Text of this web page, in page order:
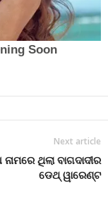
Next article
ଥିଲା ବାଗଦାଦୀର
ଡେଥ୍ ୱାରେଣ୍ଟ